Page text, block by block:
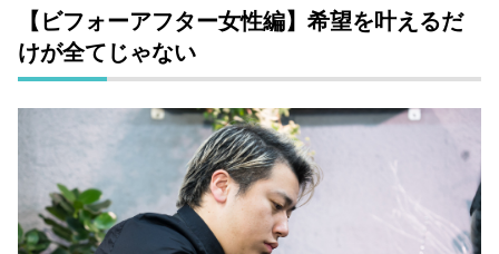
【ビフォーアフター女性編】希望を叶えるだ
けが全てじゃない